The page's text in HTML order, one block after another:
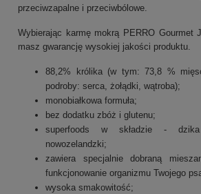
przeciwzapalne i przeciwbólowe.
Wybierając karmę mokrą PERRO Gourmet
masz gwarancję wysokiej jakości produktu.
88,2% królika (w tym: 73,8 %
podroby: serca, żołądki, wątroba);
monobiałkowa formuła;
bez dodatku zbóż i glutenu;
superfoods w składzie -
nowozelandzki;
zawiera specjalnie dobraną
funkcjonowanie organizmu Twojego
wysoka smakowitość;